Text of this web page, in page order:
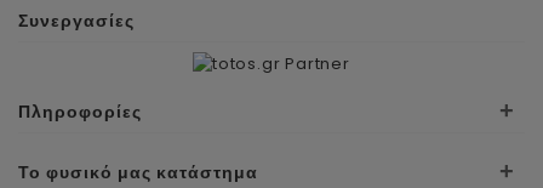
Συνεργασίες
Πληροφορίες +
Το φυσικό μας κατάστημα +